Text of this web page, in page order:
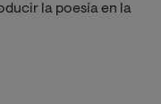
la poesía en la